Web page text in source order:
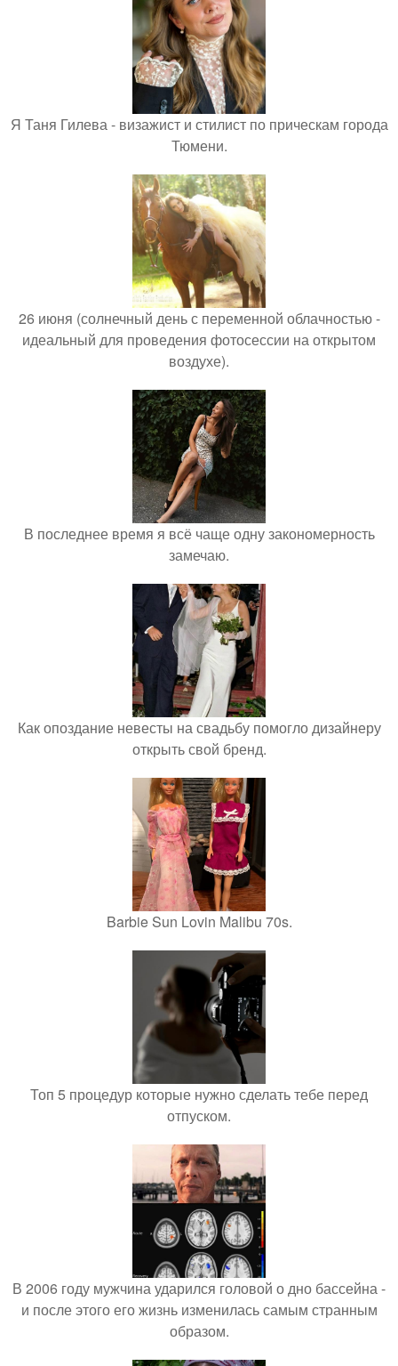
Я Таня Гилева - визажист и стилист по прическам города
Тюмени.
26 июня (солнечный день с переменной облачностью -
идеальный для проведения фотосессии на открытом
воздухе).
В последнее время я всё чаще одну закономерность
замечаю.
Как опоздание невесты на свадьбу помогло дизайнеру
открыть свой бренд.
Barbie Sun Lovin Malibu 70s.
Топ 5 процедур которые нужно сделать тебе перед
отпуском.
В 2006 году мужчина ударился головой о дно бассейна -
и после этого его жизнь изменилась самым странным
образом.